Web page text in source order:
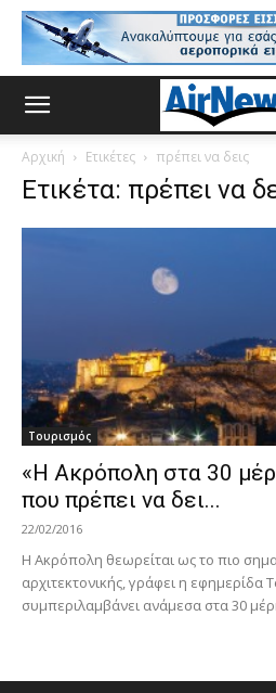
Αρχική Ετικέτες πρέπει να δεις
Ετικέτα: πρέπει να
Τουρισμός
«Η Ακρόπολη στα 30
που πρέπει να δει...
22/02/2016
Η Ακρόπολη θεωρείται ως το πιο
αρχιτεκτονικής, γράφει η εφημερίδα
συμπεριλαμβάνει ανάμεσα στα 30